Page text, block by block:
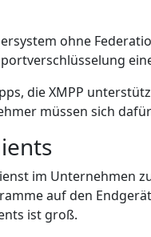
ohne
die XMPP
müssen sich
im Unternehmen
auf den
ist groß.